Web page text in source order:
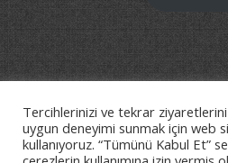
2026©Btperformance -
Tercihlerinizi ve tekrar
uygun deneyimi sunmak için web
kullanıyoruz. “Tümünü Kabul Et”